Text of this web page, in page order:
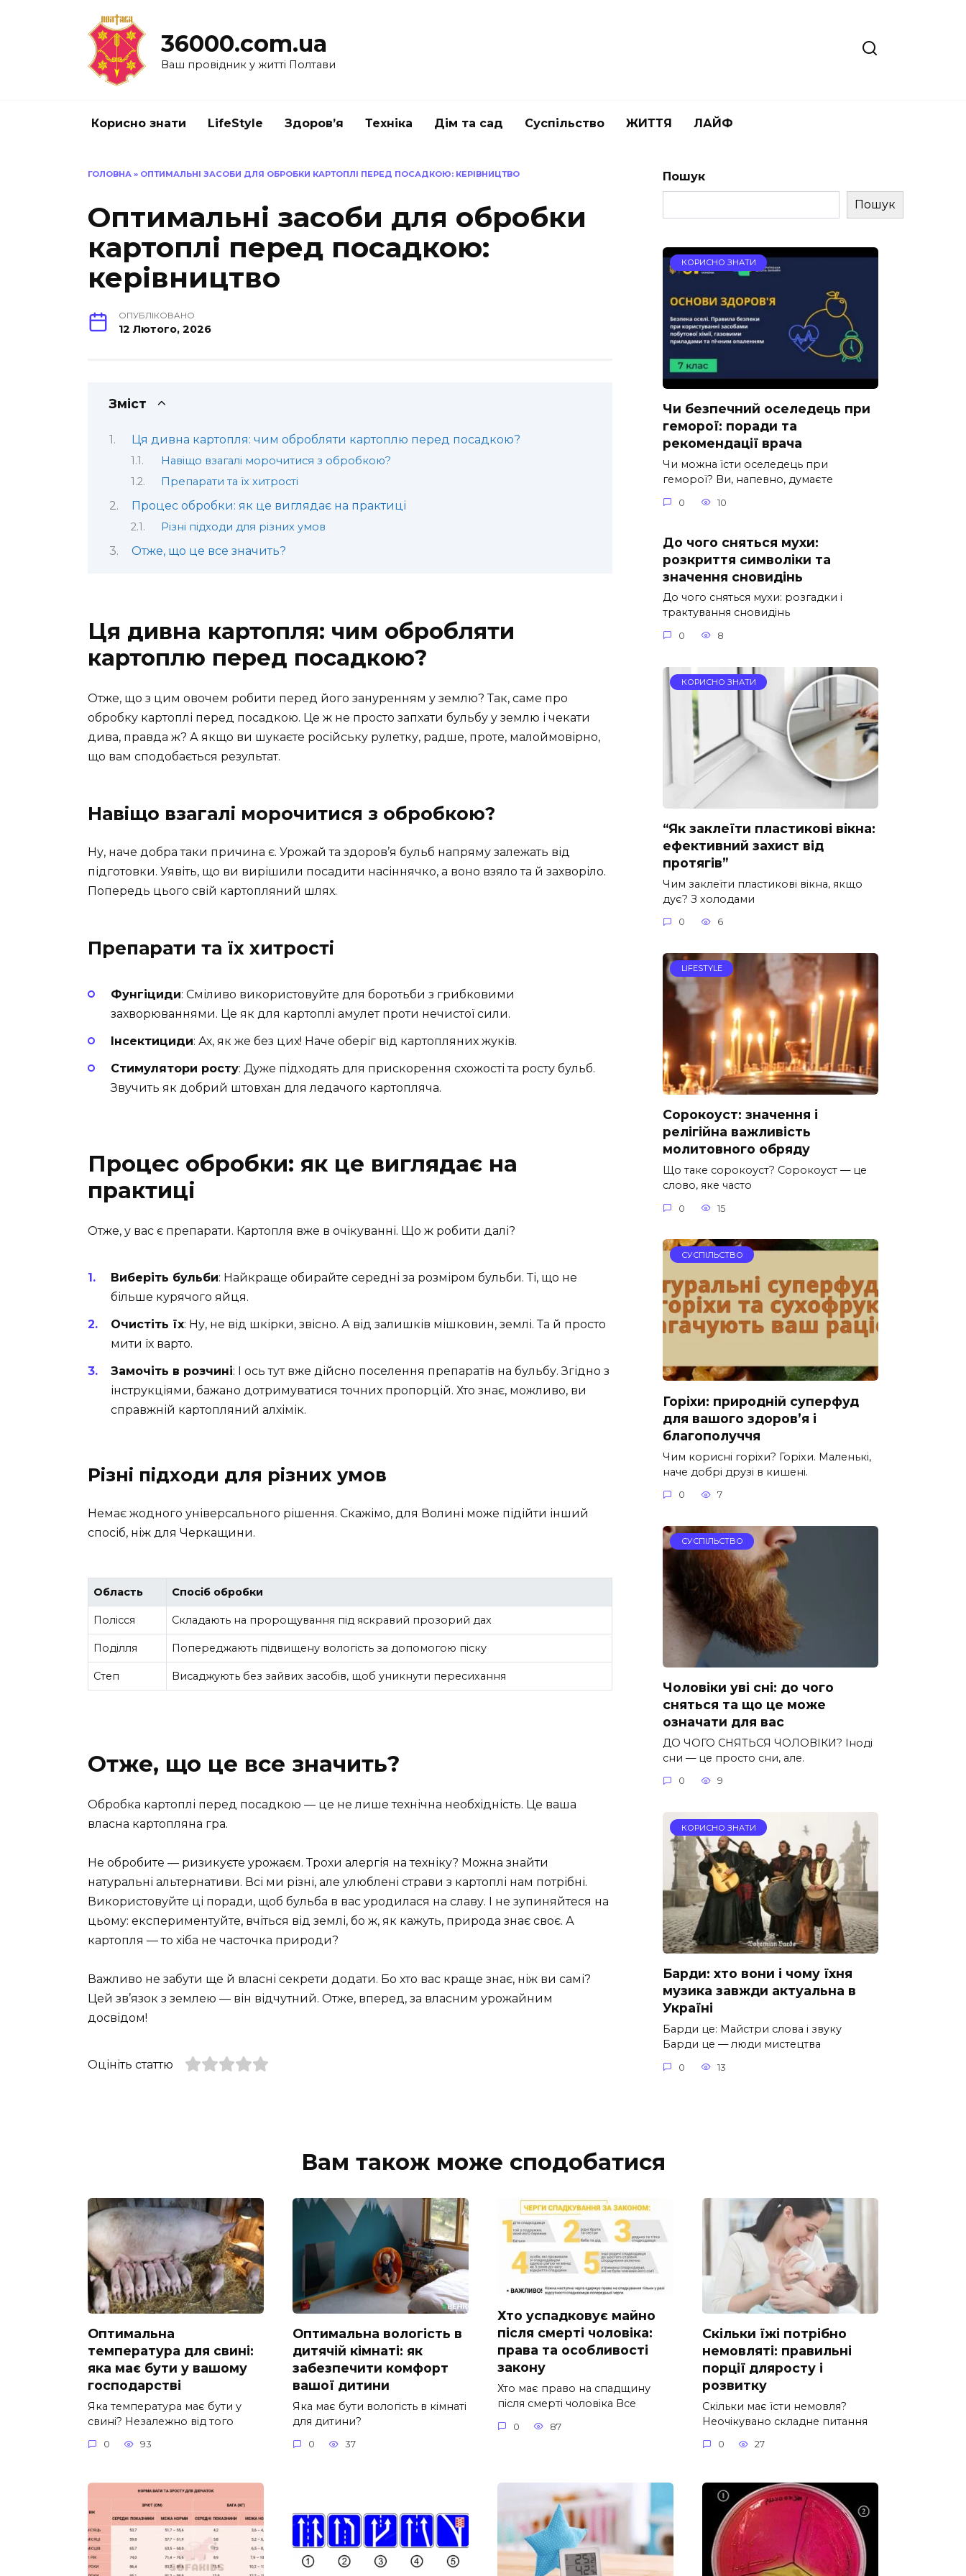
36000.com.ua
Ваш провідник у житті Полтави
Корисно знати LifeStyle Здоров’я Техніка Дім та сад Суспільство ЖИТТЯ ЛАЙФ
ГОЛОВНА » ОПТИМАЛЬНІ ЗАСОБИ ДЛЯ ОБРОБКИ КАРТОПЛІ ПЕРЕД ПОСАДКОЮ: КЕРІВНИЦТВО
Оптимальні засоби для обробки
картоплі перед посадкою:
керівництво
ОПУБЛІКОВАНО
12 Лютого, 2026
Зміст
Ця дивна картопля: чим обробляти картоплю перед посадкою?
Навіщо взагалі морочитися з обробкою?
Препарати та їх хитрості
Процес обробки: як це виглядає на практиці
Різні підходи для різних умов
Отже, що це все значить?
Ця дивна картопля: чим обробляти
картоплю перед посадкою?
Отже, що з цим овочем робити перед його зануренням у землю? Так, саме про
обробку картоплі перед посадкою. Це ж не просто запхати бульбу у землю і чекати
дива, правда ж? А якщо ви шукаєте російську рулетку, радше, проте, малоймовірно,
що вам сподобається результат.
Навіщо взагалі морочитися з обробкою?
Ну, наче добра таки причина є. Урожай та здоров’я бульб напряму залежать від
підготовки. Уявіть, що ви вирішили посадити насіннячко, а воно взяло та й захворіло.
Попередь цього свій картопляний шлях.
Препарати та їх хитрості
Фунгіциди: Сміливо використовуйте для боротьби з грибковими
захворюваннями. Це як для картоплі амулет проти нечистої сили.
Інсектициди: Ах, як же без цих! Наче оберіг від картопляних жуків.
Стимулятори росту: Дуже підходять для прискорення схожості та росту бульб.
Звучить як добрий штовхан для ледачого картопляча.
Процес обробки: як це виглядає на
практиці
Отже, у вас є препарати. Картопля вже в очікуванні. Що ж робити далі?
Виберіть бульби: Найкраще обирайте середні за розміром бульби. Ті, що не
більше курячого яйця.
Очистіть їх: Ну, не від шкірки, звісно. А від залишків мішковин, землі. Та й просто
мити їх варто.
Замочіть в розчині: І ось тут вже дійсно поселення препаратів на бульбу. Згідно з
інструкціями, бажано дотримуватися точних пропорцій. Хто знає, можливо, ви
справжній картопляний алхімік.
Різні підходи для різних умов
Немає жодного універсального рішення. Скажімо, для Волині може підійти інший
спосіб, ніж для Черкащини.
Область Спосіб обробки
Полісся Складають на пророщування під яскравий прозорий дах
Поділля Попереджають підвищену вологість за допомогою піску
Степ Висаджують без зайвих засобів, щоб уникнути пересихання
Отже, що це все значить?
Обробка картоплі перед посадкою — це не лише технічна необхідність. Це ваша
власна картопляна гра.
Не обробите — ризикуєте урожаєм. Трохи алергія на техніку? Можна знайти
натуральні альтернативи. Всі ми різні, але улюблені страви з картоплі нам потрібні.
Використовуйте ці поради, щоб бульба в вас уродилася на славу. І не зупиняйтеся на
цьому: експериментуйте, вчіться від землі, бо ж, як кажуть, природа знає своє. А
картопля — то хіба не часточка природи?
Важливо не забути ще й власні секрети додати. Бо хто вас краще знає, ніж ви самі?
Цей зв’язок з землею — він відчутний. Отже, вперед, за власним урожайним
досвідом!
Оцініть статтю
Пошук
Пошук
КОРИСНО ЗНАТИ
Чи безпечний оселедець при
геморої: поради та
рекомендації врача
Чи можна їсти оселедець при
геморої? Ви, напевно, думаєте
0 10
До чого сняться мухи:
розкриття символіки та
значення сновидінь
До чого сняться мухи: розгадки і
трактування сновидінь
0 8
КОРИСНО ЗНАТИ
“Як заклеїти пластикові вікна:
ефективний захист від
протягів”
Чим заклеїти пластикові вікна, якщо
дує? З холодами
0 6
LIFESTYLE
Сорокоуст: значення і
релігійна важливість
молитовного обряду
Що таке сорокоуст? Сорокоуст — це
слово, яке часто
0 15
СУСПІЛЬСТВО
Горіхи: природній суперфуд
для вашого здоров’я і
благополуччя
Чим корисні горіхи? Горіхи. Маленькі,
наче добрі друзі в кишені.
0 7
СУСПІЛЬСТВО
Чоловіки уві сні: до чого
сняться та що це може
означати для вас
ДО ЧОГО СНЯТЬСЯ ЧОЛОВІКИ? Іноді
сни — це просто сни, але.
0 9
КОРИСНО ЗНАТИ
Барди: хто вони і чому їхня
музика завжди актуальна в
Україні
Барди це: Майстри слова і звуку
Барди це — люди мистецтва
0 13
Вам також може сподобатися
Оптимальна
температура для свині:
яка має бути у вашому
господарстві
Яка температура має бути у
свині? Незалежно від того
0 93
Оптимальна вологість в
дитячій кімнаті: як
забезпечити комфорт
вашої дитини
Яка має бути вологість в кімнаті
для дитини?
0 37
Хто успадковує майно
після смерті чоловіка:
права та особливості
закону
Хто має право на спадщину
після смерті чоловіка Все
0 87
Скільки їжі потрібно
немовляті: правильні
порції дляросту і
розвитку
Скільки має їсти немовля?
Неочікувано складне питання
0 27